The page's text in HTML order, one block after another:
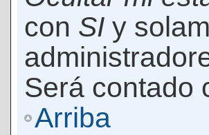
con SI y
Será contado
Arriba